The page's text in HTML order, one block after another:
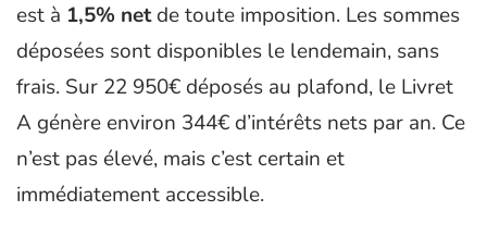
est à 1,5% netde toute imposition. Les sommes
déposées sont disponibles le lendemain, sans
frais. Sur 22 950€ déposés au plafond, le Livret
A génère environ 344€ d’intérêts nets par an. Ce
n’est pas élevé, mais c’est certain et
immédiatement accessible.